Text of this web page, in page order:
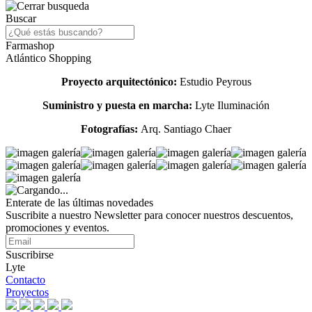
Buscar
Farmashop
Atlántico Shopping
Proyecto arquitectónico: Estudio Peyrous
Suministro y puesta en marcha: Lyte Iluminación
Fotografías: Arq. Santiago Chaer
Enterate de las últimas novedades
Suscribite a nuestro Newsletter para conocer nuestros descuentos,
promociones y eventos.
Suscribirse
Lyte
Contacto
Proyectos